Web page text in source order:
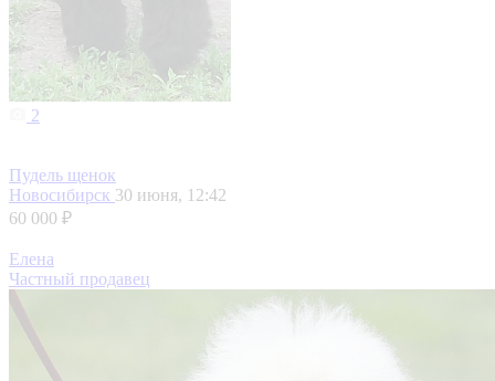
2
Пудель щенок
Новосибирск 30 июня, 12:42
60 000 ₽
Елена
Частный продавец